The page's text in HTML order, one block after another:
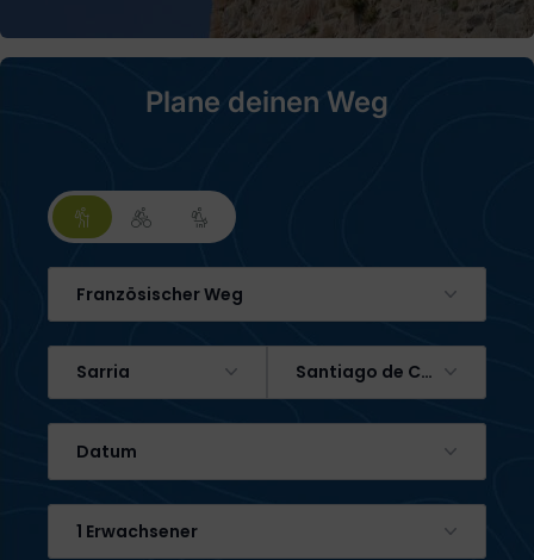
Plane deinen Weg
Französischer Weg
Sarria Santiago de Compostela
Datum
1 Erwachsener